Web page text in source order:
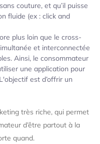
couture, et qu’il puisse
fluide (ex : click and
plus loin que le cross-
et interconnectée
Ainsi, le consommateur
une application pour
est d’offrir un
très riche, qui permet
d’être partout à la
quand.